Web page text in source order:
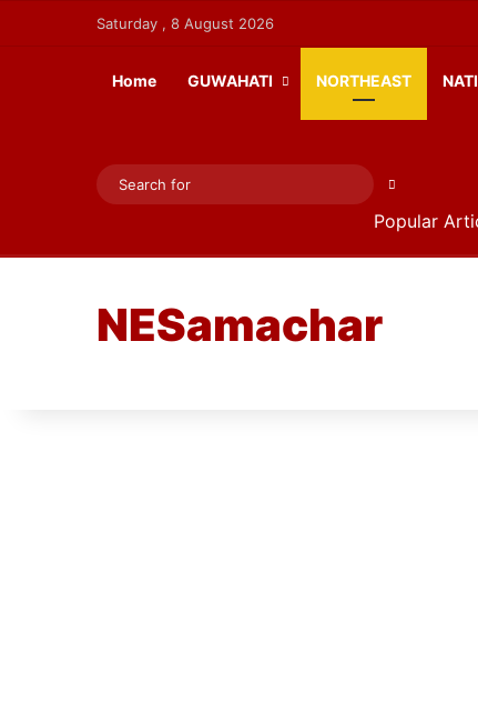
Saturday , 8 August 2026
Home GUWAHATI NORTHEAST
Search
Popular
NESamachar